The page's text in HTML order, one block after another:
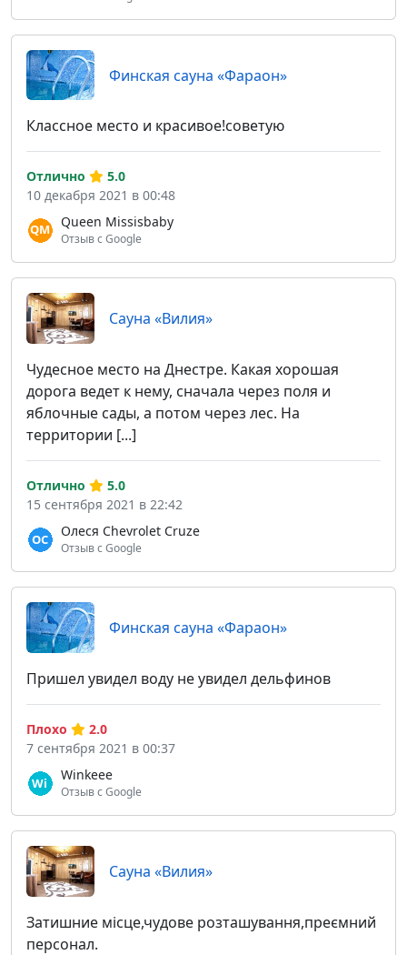
Финская сауна «Фараон»
Классное место и красивое!советую
Queen Missisbaby
Отзыв с Google
Отлично
5.0
10 декабря 2021 в 00:48
Сауна «Вилия»
Чудесное место на Днестре. Какая хорошая
дорога ведет к нему, сначала через поля и
яблочные сады, а потом через лес. На
территории [...]
Олеся Chevrolet Cruze
Отзыв с Google
Отлично
5.0
15 сентября 2021 в 22:42
Финская сауна «Фараон»
Пришел увидел воду не увидел дельфинов
Winkeee
Отзыв с Google
Плохо
2.0
7 сентября 2021 в 00:37
Сауна «Вилия»
Затишние місце,чудове розташування,преємний
персонал.